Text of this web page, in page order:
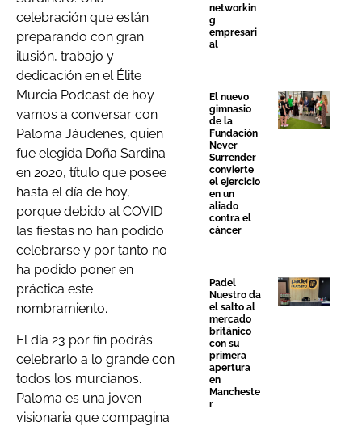
celebración que están
preparando con gran
ilusión, trabajo y
dedicación en el Élite
Murcia Podcast de hoy
vamos a conversar con
Paloma Jáudenes, quien
fue elegida Doña Sardina
en 2020, título que posee
hasta el día de hoy,
porque debido al COVID
las fiestas no han podido
celebrarse y por tanto no
ha podido poner en
práctica este
nombramiento.
El día 23 por fin podrás
celebrarlo a lo grande con
todos los murcianos.
Paloma es una joven
visionaria que compagina
networkin
g
empresari
al
El nuevo
gimnasio
de la
Fundación
Never
Surrender
convierte
el ejercicio
en un
aliado
contra el
cáncer
Padel
Nuestro da
el salto al
mercado
británico
con su
primera
apertura
en
Mancheste
r